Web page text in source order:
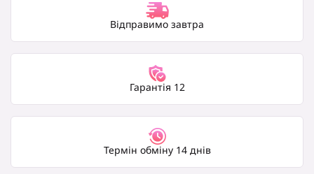
Відправимо завтра
Гарантія 12
Термін обміну 14 днів